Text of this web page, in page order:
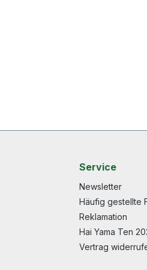
Service
Newsletter
Häufig gestellte
Reklamation
Hai Yama Ten
Vertrag